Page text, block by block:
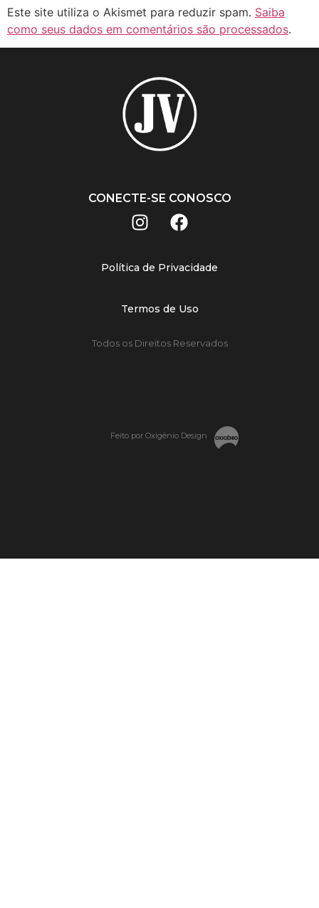
Este site utiliza o Akismet para reduzir spam. Saiba
como seus dados em comentários são processados.
CONECTE-SE CONOSCO
Política de Privacidade
Termos de Uso
Todos os Direitos Reservados
Feito por Oxigênio Design